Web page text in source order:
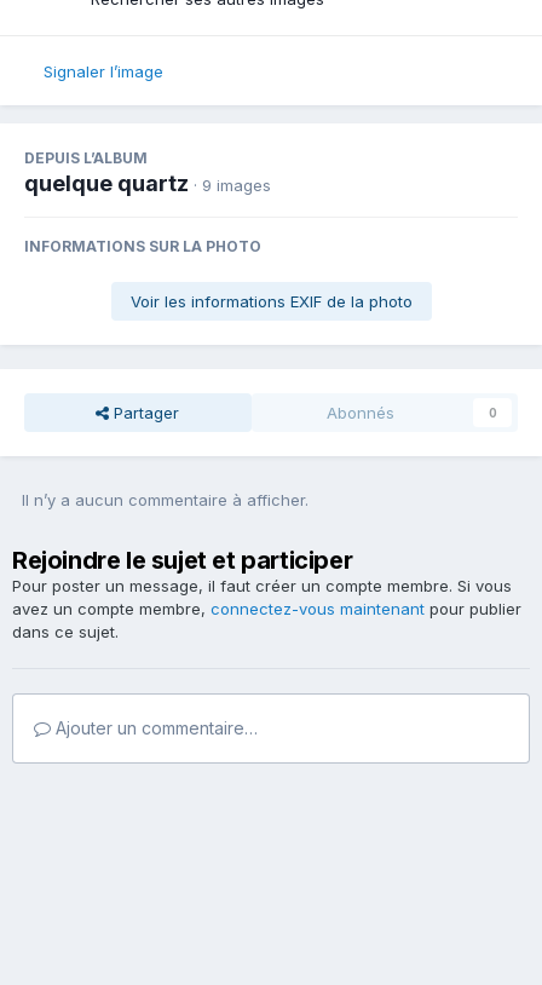
Signaler l’image
DEPUIS L’ALBUM
quelque quartz · 9 images
INFORMATIONS SUR LA PHOTO
Voir les informations EXIF de la photo
Partager Abonnés 0
Il n’y a aucun commentaire à afficher.
Rejoindre le sujet et participer
Pour poster un message, il faut créer un compte membre. Si vous
avez un compte membre, connectez-vous maintenant pour publier
dans ce sujet.
Ajouter un commentaire…